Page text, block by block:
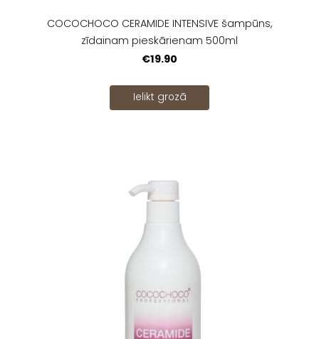
COCOCHOCO CERAMIDE INTENSIVE šampūns,
zīdainam pieskārienam 500ml
€19.90
Ielikt grozā